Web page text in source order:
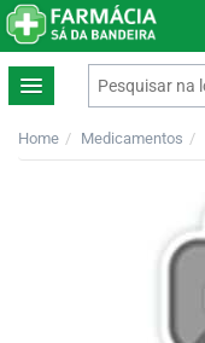
Home Medicamentos